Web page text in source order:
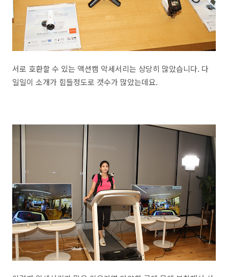
서로 호환할 수 있는 액션캠 악세서리는 상당히 많았습니다. 다
일일이 소개가 힘들정도로 갯수가 많았는데요.